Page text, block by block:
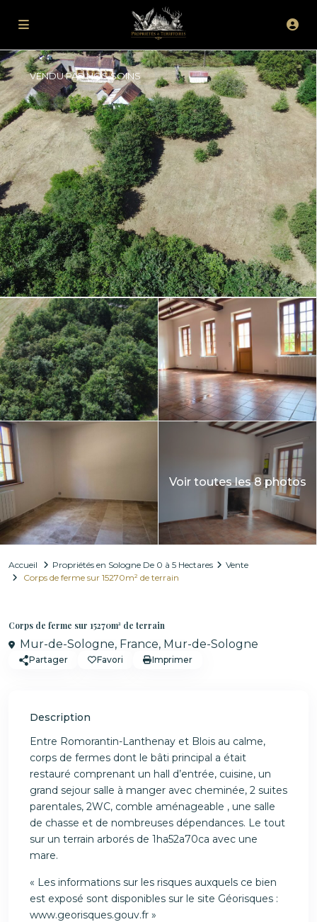
VENDU PAR NOS SOINS
Voir toutes les 8 photos
Accueil Propriétés en Sologne De 0 à 5 Hectares
Vente
Corps de ferme sur 15270m² de terrain
Corps de ferme sur 15270m² de terrain
Mur-de-Sologne, France, Mur-de-Sologne
Partager Favori Imprimer
Description
Entre Romorantin-Lanthenay et Blois au calme,
corps de fermes dont le bâti principal a était
restauré comprenant un hall d’entrée, cuisine, un
grand sejour salle à manger avec cheminée, 2 suites
parentales, 2WC, comble aménageable , une salle
de chasse et de nombreuses dépendances. Le tout
sur un terrain arborés de 1ha52a70ca avec une
mare.
« Les informations sur les risques auxquels ce bien
est exposé sont disponibles sur le site Géorisques :
www.georisques.gouv.fr »